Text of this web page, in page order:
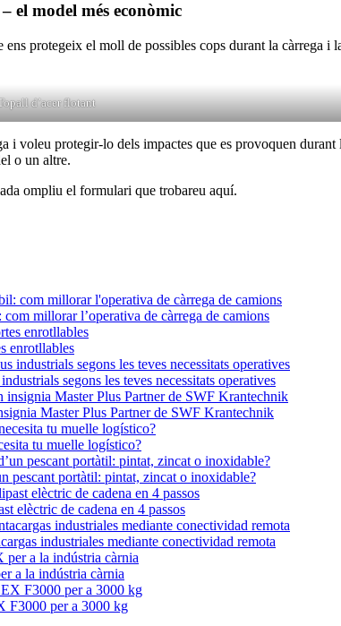
el model més econòmic
ens protegeix el moll de possibles cops durant la càrrega i
d’acer flotant
i voleu protegir-lo dels impactes que es provoquen
o un altre.
ompliu el formulari que trobareu aquí.
millorar l’operativa de càrrega de camions
enrotllables
segons les teves necessitats operatives
Master Plus Partner de SWF Krantechnik
tu muelle logístico?
pescant portàtil: pintat, zincat o inoxidable?
elèctric de cadena en 4 passos
industriales mediante conectividad remota
a la indústria càrnia
F3000 per a 3000 kg